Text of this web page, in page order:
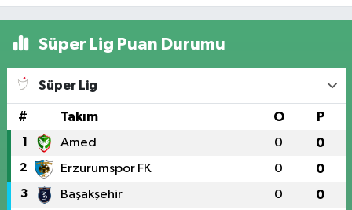
Süper Lig Puan Durumu
Süper Lig
# Takım O P
1 Amed 0 0
2 Erzurumspor FK 0 0
3 Başakşehir 0 0